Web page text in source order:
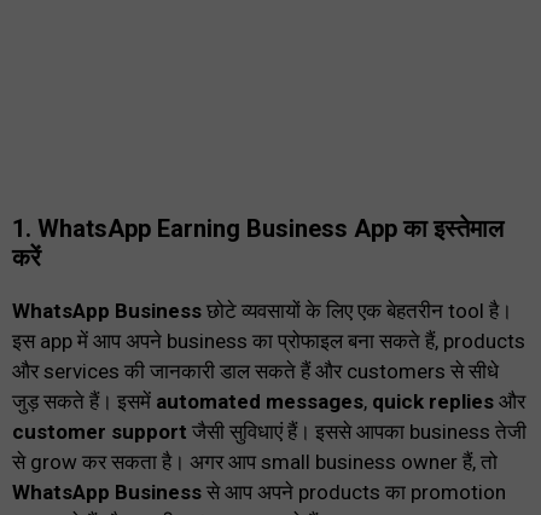
1. WhatsApp Earning Business App का इस्तेमाल
करें
WhatsApp Business छोटे व्यवसायों के लिए एक बेहतरीन tool है।
इस app में आप अपने business का प्रोफाइल बना सकते हैं, products
और services की जानकारी डाल सकते हैं और customers से सीधे
जुड़ सकते हैं। इसमें automated messages, quick replies और
customer support जैसी सुविधाएं हैं। इससे आपका business तेजी
से grow कर सकता है। अगर आप small business owner हैं, तो
WhatsApp Business से आप अपने products का promotion